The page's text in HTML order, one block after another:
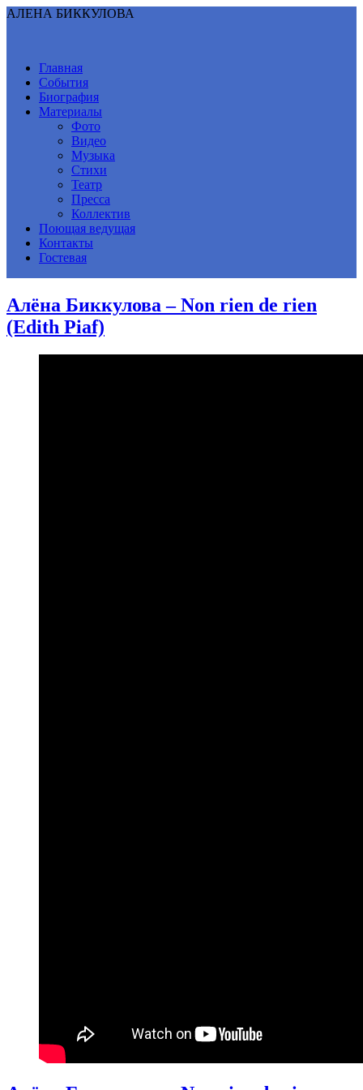
АЛЕНА БИККУЛОВА
Главная
События
Биография
Материалы
Фото
Видео
Музыка
Стихи
Театр
Пресса
Коллектив
Поющая ведущая
Контакты
Гостевая
Алёна Биккулова – Non rien de rien
(Edith Piaf)